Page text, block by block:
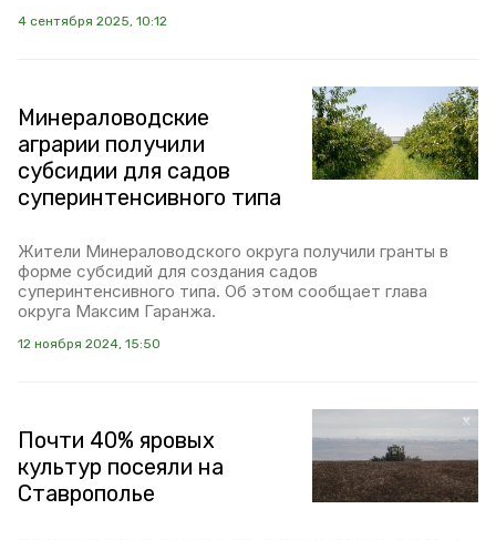
4 сентября 2025, 10:12
Минераловодские
аграрии получили
субсидии для садов
суперинтенсивного типа
Жители Минераловодского округа получили гранты в
форме субсидий для создания садов
суперинтенсивного типа. Об этом сообщает глава
округа Максим Гаранжа.
12 ноября 2024, 15:50
Почти 40% яровых
культур посеяли на
Ставрополье